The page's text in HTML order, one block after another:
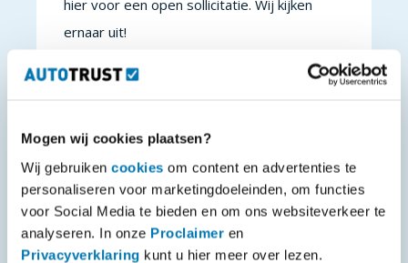
Mogen wij cookies plaatsen?
Wij gebruiken cookies om content en advertenties te
personaliseren voor marketingdoeleinden, om functies
voor Social Media te bieden en om ons websiteverkeer te
analyseren. In onze Proclaimer en
Privacyverklaring kunt u hier meer over lezen.
hier voor een open sollicitatie. Wij kijken
ernaar uit!
Assen, Drenthe